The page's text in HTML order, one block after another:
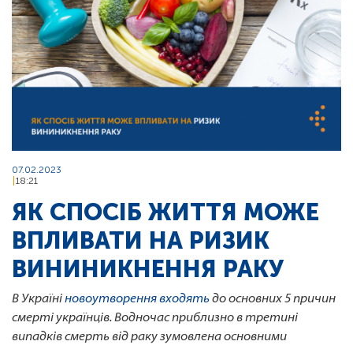
07.02.2023
18:21
ЯК СПОСІБ ЖИТТЯ МОЖЕ
ВПЛИВАТИ НА РИЗИК
ВИНИНИКНЕННЯ РАКУ
В Україніновоутворення входятьдо основних 5 причин
смерті українців. Водночас приблизно в третині
випадків смерть від раку зумовлена основними